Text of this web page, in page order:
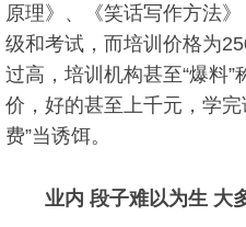
原理》、《笑话写作方法
级和考试，而培训价格为
过高，培训机构甚至“爆料”
价，好的甚至上千元，学
费”当诱饵。
业内 段子难以为生 大